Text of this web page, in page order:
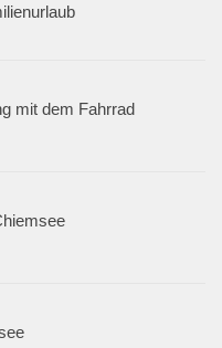
mit dem Fahrrad